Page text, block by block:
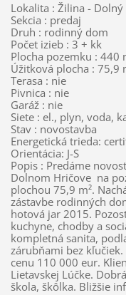
Lokalita : Žilina -
Sekcia : predaj
Druh : rodinný dom
Počet izieb : 3 + kk
Plocha pozemku : 440
Úžitková plocha : 75,9
Terasa : nie
Pivnica : nie
Garáž : nie
Siete : el., plyn, voda,
Stav : novostavba
Energetická trieda:
Orientácia: J-S
Popis : Predáme
Dolnom Hričove na
plochou 75,9 m².
zástavbe rodinných
hotová jar 2015.
kuchyne, chodby a
kompletná sanita,
zárubňami bez
cenu 110 000 eur.
Lietavskej Lúčke.
škola, škôlka. Bližšie